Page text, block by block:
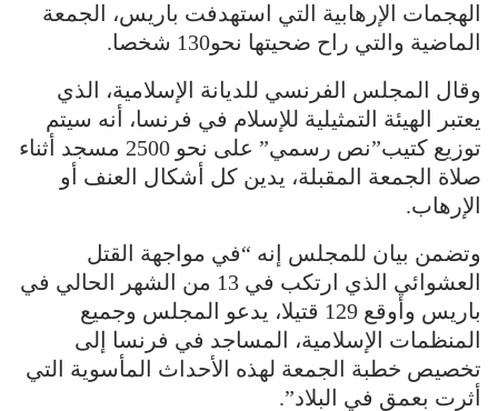
الهجمات الإرهابية التي استهدفت باريس، الجمعة
الماضية والتي راح ضحيتها نحو130 شخصا.​
وقال المجلس الفرنسي للديانة الإسلامية، الذي
يعتبر الهيئة التمثيلية للإسلام في فرنسا، أنه سيتم
توزيع كتيب”نص رسمي” على نحو 2500 مسجد أثناء
صلاة الجمعة المقبلة، يدين كل أشكال العنف أو
الإرهاب.
وتضمن بيان للمجلس إنه “في مواجهة القتل
العشوائي الذي ارتكب في 13 من الشهر الحالي في
باريس وأوقع 129 قتيلا، يدعو المجلس وجميع
المنظمات الإسلامية، المساجد في فرنسا إلى
تخصيص خطبة الجمعة لهذه الأحداث المأسوية التي
أثرت بعمق في البلاد”.